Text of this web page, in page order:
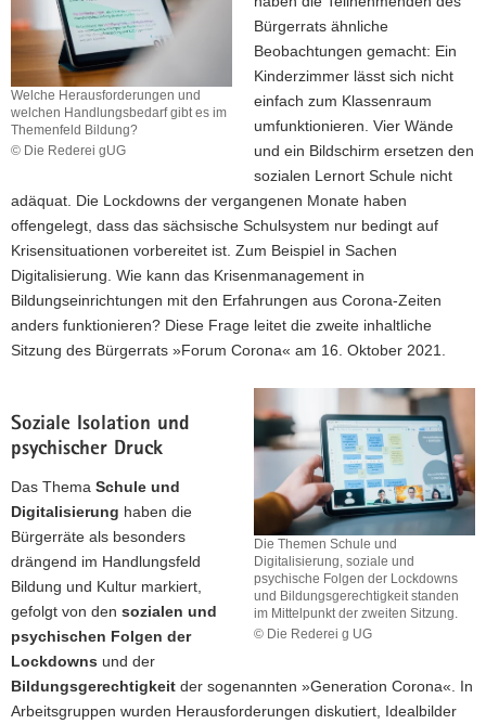
Welche Herausforderungen und
welchen Handlungsbedarf gibt es im
Themenfeld Bildung?
© Die Rederei gUG
und
welchen
Handlungsbedarf
gibt
es
Themenfeld
Bildung?
Bürgerrats ähnliche
Beobachtungen gemacht: Ein
Kinderzimmer lässt sich nicht
einfach zum Klassenraum
umfunktionieren. Vier Wände
und ein Bildschirm ersetzen den
sozialen Lernort Schule nicht
adäquat. Die Lockdowns der vergangenen Monate haben
offengelegt, dass das sächsische Schulsystem nur bedingt auf
Krisensituationen vorbereitet ist. Zum Beispiel in Sachen
Digitalisierung. Wie kann das Krisenmanagement in
Bildungseinrichtungen mit den Erfahrungen aus Corona-Zeiten
anders funktionieren? Diese Frage leitet die zweite inhaltliche
Sitzung des Bürgerrats »Forum Corona« am 16. Oktober 2021.
Die Themen Schule und
Digitalisierung, soziale und
psychische Folgen der Lockdowns
und Bildungsgerechtigkeit standen
im Mittelpunkt der zweiten Sitzung.
© Die Rederei g UG
Schule
und
Soziale Isolation und
psychischer Druck
Das Thema Schule und
Digitalisierung haben die
Bürgerräte als besonders
drängend im Handlungsfeld
Bildung und Kultur markiert,
gefolgt von den sozialen und
psychischen Folgen der
Lockdowns und der
Bildungsgerechtigkeit der sogenannten »Generation Corona«. In
Arbeitsgruppen wurden Herausforderungen diskutiert, Idealbilder